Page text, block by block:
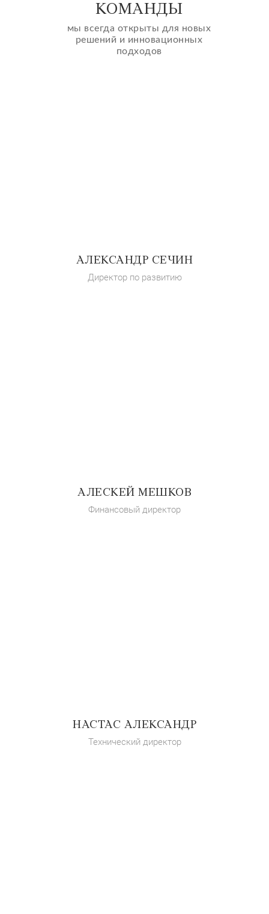
КОМАНДЫ
мы всегда открыты для новых
решений и инновационных
подходов
АЛЕКСАНДР СЕЧИН
Директор по развитию
АЛЕСКЕЙ МЕШКОВ
Финансовый директор
НАСТАС АЛЕКСАНДР
Технический директор